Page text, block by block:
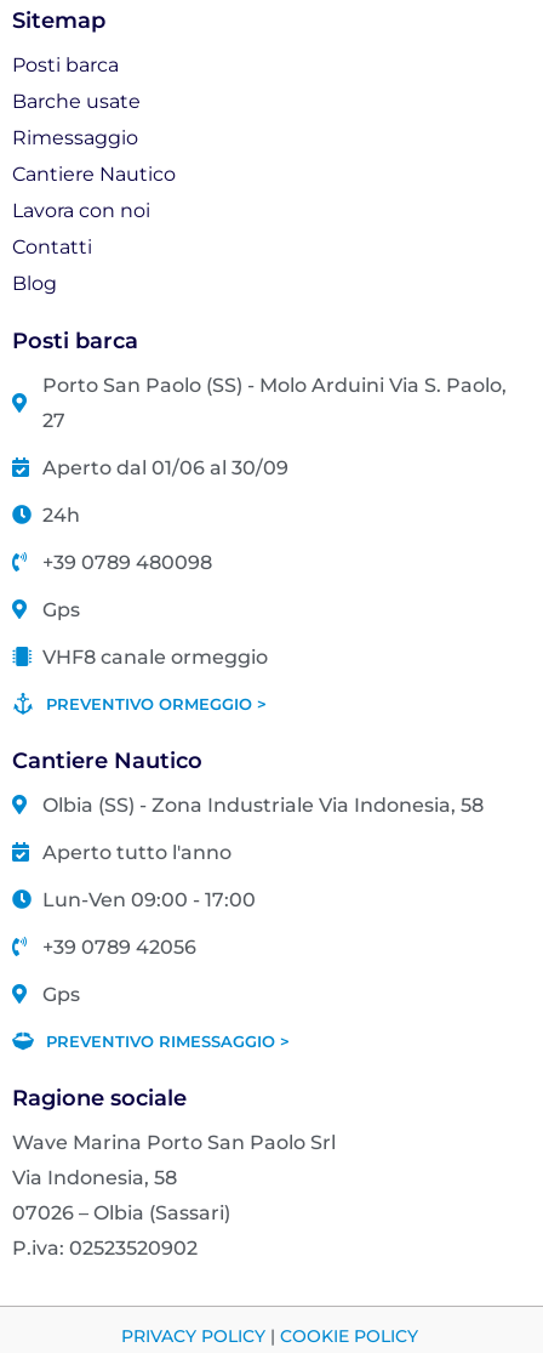
Sitemap
Posti barca
Barche usate
Rimessaggio
Cantiere Nautico
Lavora con noi
Contatti
Blog
Posti barca
Porto San Paolo (SS) - Molo Arduini Via S. Paolo,
27
Aperto dal 01/06 al 30/09
24h
+39 0789 480098
Gps
VHF8 canale ormeggio
PREVENTIVO ORMEGGIO >
Cantiere Nautico
Olbia (SS) - Zona Industriale Via Indonesia, 58
Aperto tutto l'anno
Lun-Ven 09:00 - 17:00
+39 0789 42056
Gps
PREVENTIVO RIMESSAGGIO >
Ragione sociale
Wave Marina Porto San Paolo Srl
Via Indonesia, 58
07026 – Olbia (Sassari)
P.iva: 02523520902
PRIVACY POLICY| COOKIE POLICY